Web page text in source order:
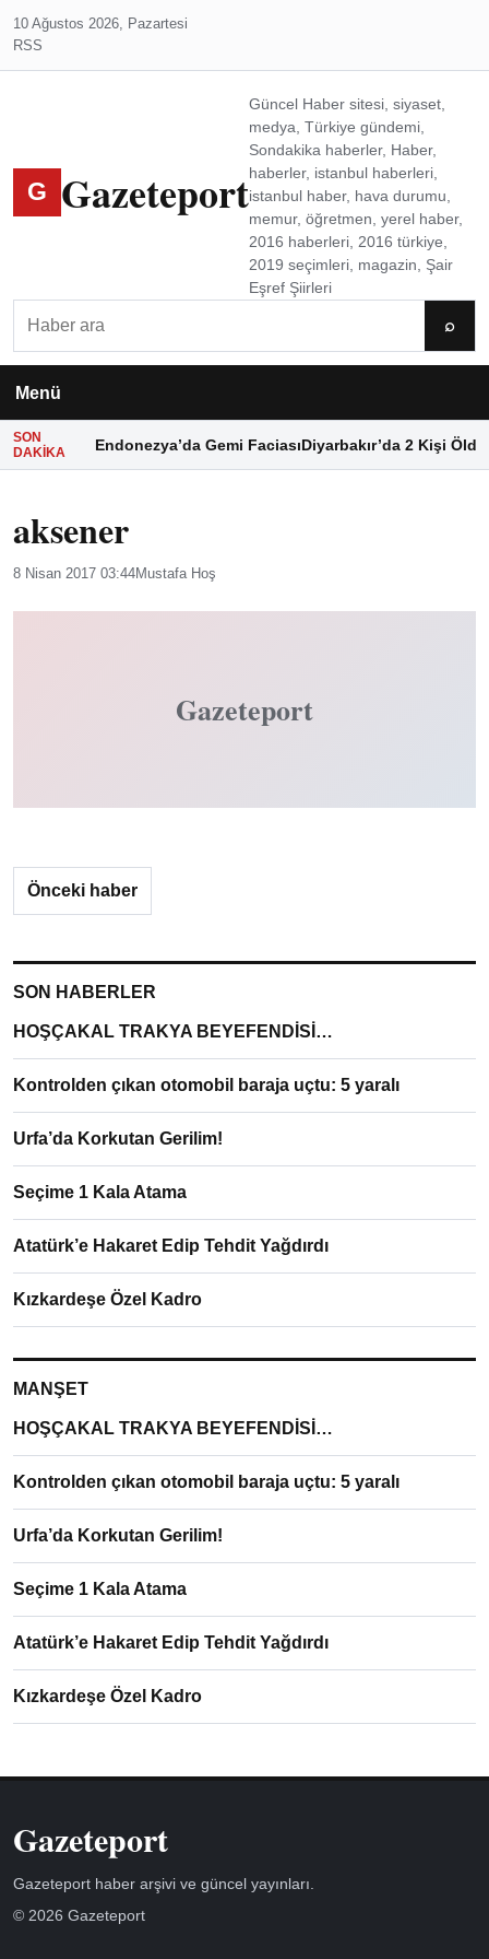
10 Ağustos 2026, Pazartesi
RSS
G Gazeteport
Güncel Haber sitesi, siyaset,
medya, Türkiye gündemi,
Sondakika haberler, Haber,
haberler, istanbul haberleri,
istanbul haber, hava durumu,
memur, öğretmen, yerel haber,
2016 haberleri, 2016 türkiye,
2019 seçimleri, magazin, Şair
Eşref Şiirleri
⌕
Menü
SON
DAKIKA
Endonezya’da Gemi FaciasıDiyarbakır’da 2 Kişi Öldü
aksener
8 Nisan 2017 03:44Mustafa Hoş
Gazeteport
Önceki haber
SON HABERLER
HOŞÇAKAL TRAKYA BEYEFENDİSİ…
Kontrolden çıkan otomobil baraja uçtu: 5 yaralı
Urfa’da Korkutan Gerilim!
Seçime 1 Kala Atama
Atatürk’e Hakaret Edip Tehdit Yağdırdı
Kızkardeşe Özel Kadro
MANŞET
HOŞÇAKAL TRAKYA BEYEFENDİSİ…
Kontrolden çıkan otomobil baraja uçtu: 5 yaralı
Urfa’da Korkutan Gerilim!
Seçime 1 Kala Atama
Atatürk’e Hakaret Edip Tehdit Yağdırdı
Kızkardeşe Özel Kadro
Gazeteport
Gazeteport haber arşivi ve güncel yayınları.
© 2026 Gazeteport